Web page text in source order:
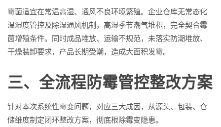
霉菌适宜在常温高湿、通风不良环境繁殖。企业仓库无常态化
温湿度管控及除湿通风机制，高湿季节潮气堆积，完全契合霉
菌增殖条件。同时成品堆放、运输不规范，未落实防潮堆放、
干燥装卸要求，产品长期受潮，造成大面积发霉。
三、全流程防霉管控整改方案
针对本次系统性霉变问题，对应三大成因，从源头、包装、仓
储维度制定闭环整改方案，彻底根除霉变隐患。